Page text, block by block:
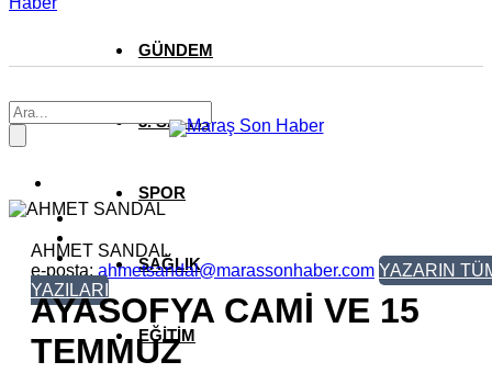
GÜNDEM
3. SAYFA
SPOR
SAĞLIK
EĞİTİM
AHMET SANDAL
e-posta: ahmetsandal@marassonhaber.com YAZARIN
YAZILARI
AYASOFYA CAMİ VE 15
TEMMUZ